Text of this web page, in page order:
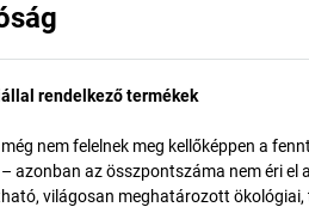
rendelkező termékek
nem felelnek meg kellőképpen a
azonban az összpontszáma nem éri
világosan meghatározott